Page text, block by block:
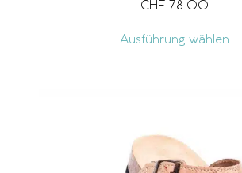
CHF 78.00
Ausführung wählen